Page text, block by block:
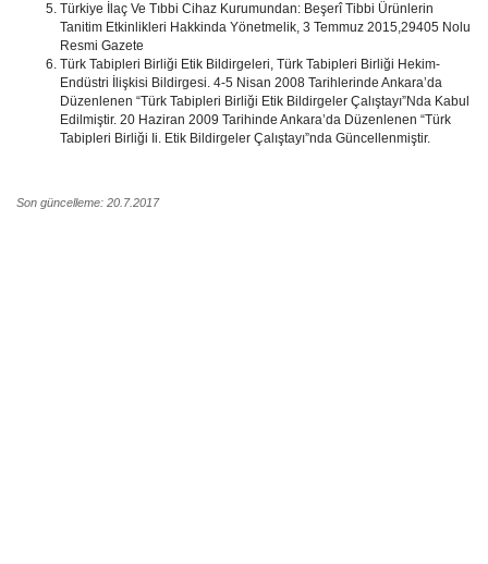
Türkiye İlaç Ve Tıbbi Cihaz Kurumundan: Beşerî Tibbi Ürünlerin
Tanitim Etkinlikleri Hakkinda Yönetmelik, 3 Temmuz 2015,29405 Nolu
Resmi Gazete
Türk Tabipleri Birliği Etik Bildirgeleri, Türk Tabipleri Birliği Hekim-
Endüstri İlişkisi Bildirgesi. 4-5 Nisan 2008 Tarihlerinde Ankara’da
Düzenlenen “Türk Tabipleri Birliği Etik Bildirgeler Çalıştayı”Nda Kabul
Edilmiştir. 20 Haziran 2009 Tarihinde Ankara’da Düzenlenen “Türk
Tabipleri Birliği Ii. Etik Bildirgeler Çalıştayı”nda Güncellenmiştir.
Son güncelleme: 20.7.2017